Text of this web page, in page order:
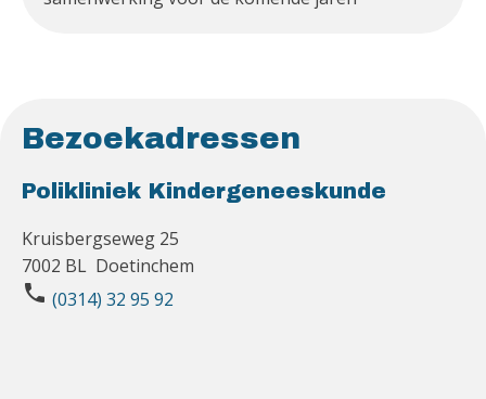
Bezoekadressen
Polikliniek Kindergeneeskunde
Kruisbergseweg 25
7002 BL Doetinchem
phone (0314) 32 95 92